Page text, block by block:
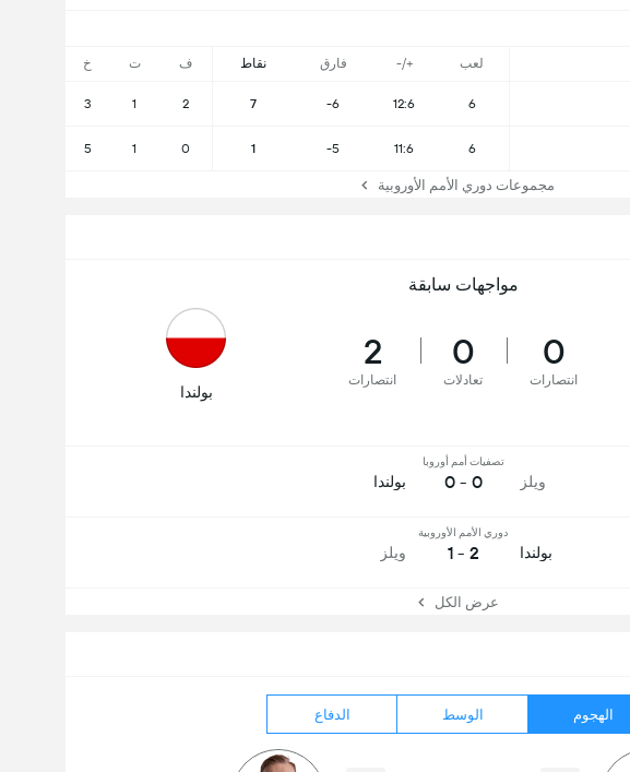
الهجوم الوسط الدفاع
لعب +/- فارق نقاط ف ت خ
6
12:6
-6
7
2
1
3
6
11:6
-5
1
0
1
5
مجموعات دوري الأمم الأوروبية
مواجهات سابقة
0
انتصارات
0
تعادلات
2
انتصارات
بولندا
ويلز
تصفيات أمم أوروبا
0 - 0 بولندا
بولندا
دوري الأمم الأوروبية
2 - 1 ويلز
عرض الكل